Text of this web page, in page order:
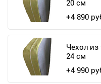
20 см
+4 890
Чехол
24 см
+4 990